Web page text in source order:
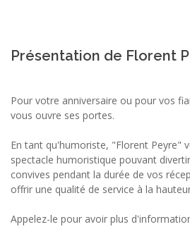
Présentation de Florent
Pour votre anniversaire ou pour vos
vous ouvre ses portes.
En tant qu'humoriste, "Florent Peyre"
spectacle humoristique pouvant
convives pendant la durée de vos
offrir une qualité de service à la
Appelez-le pour avoir plus